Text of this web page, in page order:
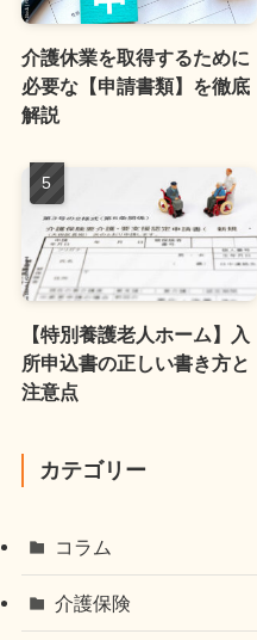
介護休業を取得するために
必要な【申請書類】を徹底
解説
【特別養護老人ホーム】入
所申込書の正しい書き方と
注意点
カテゴリー
コラム
介護保険